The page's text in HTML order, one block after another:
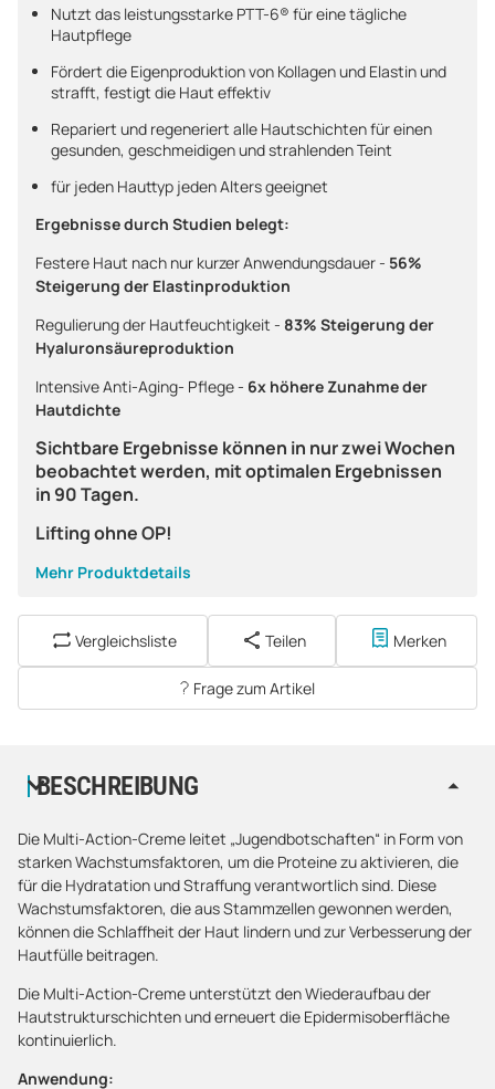
Nutzt das leistungsstarke PTT-6® für eine tägliche
Hautpflege
Fördert die Eigenproduktion von Kollagen und Elastin und
strafft, festigt die Haut effektiv
Repariert und regeneriert alle Hautschichten für einen
gesunden, geschmeidigen und strahlenden Teint
für jeden Hauttyp jeden Alters geeignet
Ergebnisse durch Studien belegt:
Festere Haut nach nur kurzer Anwendungsdauer - 56%
Steigerung der Elastinproduktion
Regulierung der Hautfeuchtigkeit - 83% Steigerung der
Hyaluronsäureproduktion
Intensive Anti-Aging- Pflege - 6x höhere Zunahme der
Hautdichte
Sichtbare Ergebnisse können in nur zwei Wochen
beobachtet werden, mit optimalen Ergebnissen
in 90 Tagen.
Lifting ohne OP!
Mehr Produktdetails
Vergleichsliste Teilen Merken
Frage zum Artikel
BESCHREIBUNG
Die Multi-Action-Creme leitet „Jugendbotschaften“ in Form von
starken Wachstumsfaktoren, um die Proteine zu aktivieren, die
für die Hydratation und Straffung verantwortlich sind. Diese
Wachstumsfaktoren, die aus Stammzellen gewonnen werden,
können die Schlaffheit der Haut lindern und zur Verbesserung der
Hautfülle beitragen.
Die Multi-Action-Creme unterstützt den Wiederaufbau der
Hautstrukturschichten und erneuert die Epidermisoberfläche
kontinuierlich.
Anwendung: